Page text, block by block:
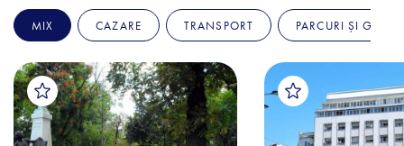
MIX CAZARE TRANSPORT PARCURI ȘI